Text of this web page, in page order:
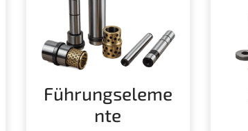
Führungseleme
nte